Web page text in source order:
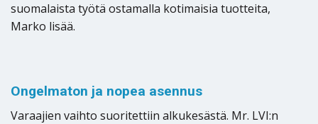
suomalaista työtä ostamalla kotimaisia tuotteita,
Marko lisää.
Ongelmaton ja nopea asennus
Varaajien vaihto suoritettiin alkukesästä. Mr. LVI:n